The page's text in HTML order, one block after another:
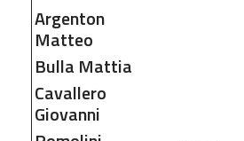
Argenton
Matteo
Bulla Mattia
Cavallero
Giovanni